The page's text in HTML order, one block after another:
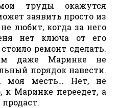
труды окажутся
заявить просто из
любит, когда за него
нет ключа от его
ремонт сделать.
даже Маринке не
порядок навести.
моя месть… Нет, не
к Маринке переедет, а